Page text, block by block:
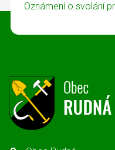
Oznámení o svolání